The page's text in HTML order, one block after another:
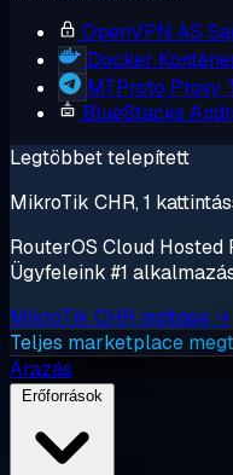
OpenVPN AS
Docker
MTProto Proxy
BlueStacks
Legtöbbet telepített
MikroTik CHR, 1
RouterOS Cloud Hosted
Ügyfeleink #1
MikroTik CHR indítása →
Teljes marketplace
Árazás